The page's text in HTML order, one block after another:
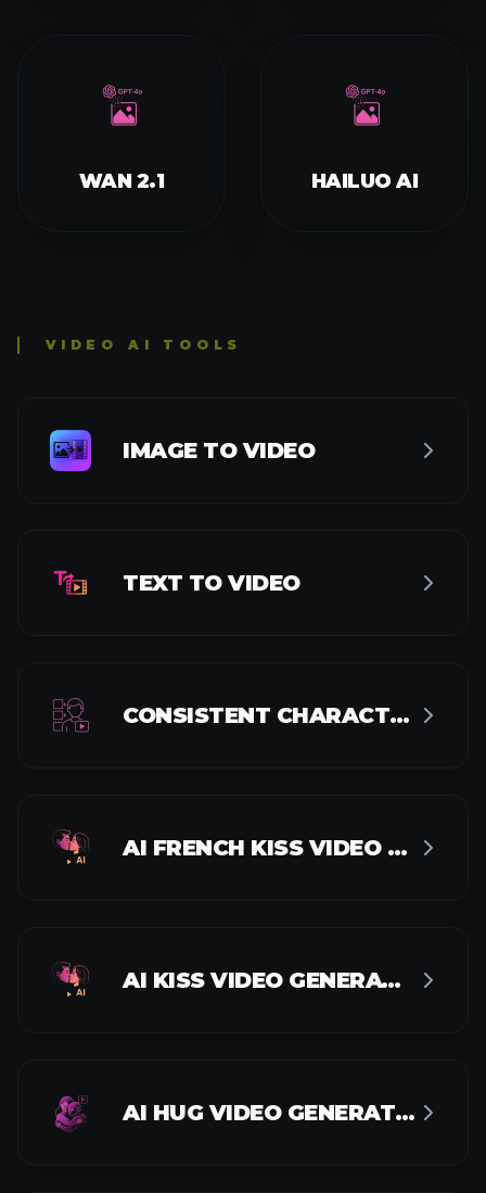
WAN 2.1 HAILUO AI
VIDEO AI TOOLS
IMAGE TO VIDEO
TEXT TO VIDEO
CONSISTENT CHARACTER VIDEO
AI FRENCH KISS VIDEO GENERATOR
AI KISS VIDEO GENERATOR
AI HUG VIDEO GENERATOR